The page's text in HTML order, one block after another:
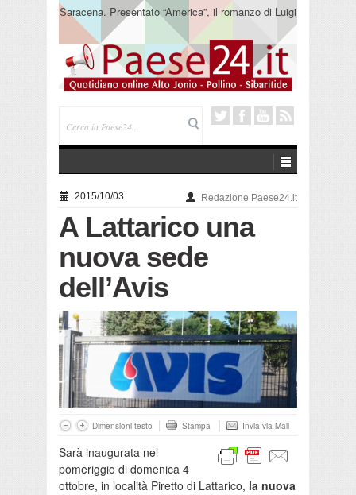
Saracena. Presentato “America”, il romanzo di Luigi
Pandolfi che racconta l’emigrazione
2015/10/03 Redazione Paese24.it
A Lattarico una
nuova sede
dell’Avis
Dimensioni testo Stampa Invia via Mail
Sarà inaugurata nel
pomeriggio di domenica 4
ottobre, in località Piretto di Lattarico, la nuova